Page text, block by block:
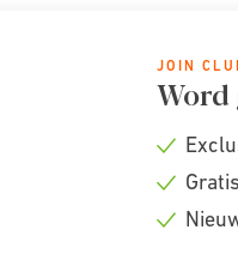
JOIN
Word
Check
Check